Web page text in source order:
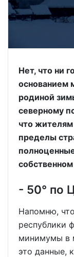
Нет, что ни
основанием
родиной
северному
что
пределы
- 50° по
Напомню,
республики
минимумы в
это данные,